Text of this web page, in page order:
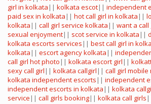
girl in kolkata || kolkata escot|| independent
paid sex in kolkata || hot call girl in kolkata ||
kolkata || call girl service kolkata || want a
sexual enjoyment|| scot service in kolkata ||
kolkata escorts services || best call girl in
kolkata || escort agency kolkata ||
call girl hot photo || kolkata escort girl ||
sexy call girl || kolkata callgirl || call girl
kolkata independent escorts || independent
independent escorts in kolkata || kolkata
service || call girls booking|| kolkata call girls